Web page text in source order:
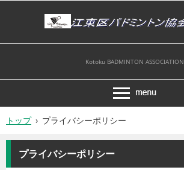
Kotoku BADMINTON ASSOCIATION
トップ › プライバシーポリシー
プライバシーポリシー